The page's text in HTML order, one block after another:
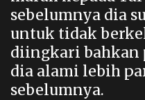
sebelumnya dia
untuk tidak
diingkari bahkan
dia alami lebih
sebelumnya.